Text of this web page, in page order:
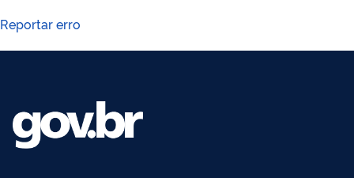
Reportar erro